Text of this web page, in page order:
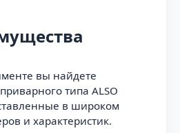
вы найдете
типа ALSO
в широком
и характеристик.